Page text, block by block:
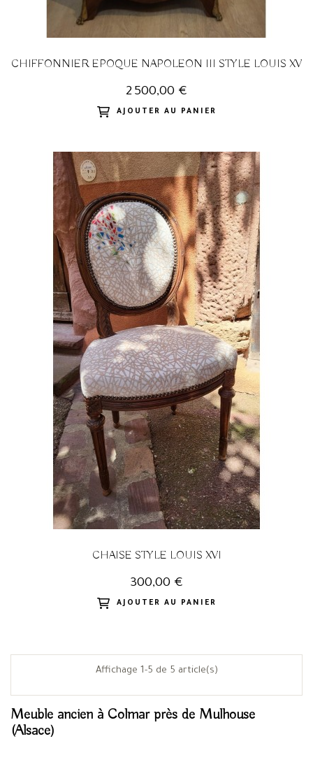
CHIFFONNIER EPOQUE NAPOLEON III STYLE LOUIS XV
2 500,00 €
AJOUTER AU PANIER
CHAISE STYLE LOUIS XVI
300,00 €
AJOUTER AU PANIER
Affichage 1-5 de 5 article(s)
Meuble ancien à Colmar près de Mulhouse
(Alsace)